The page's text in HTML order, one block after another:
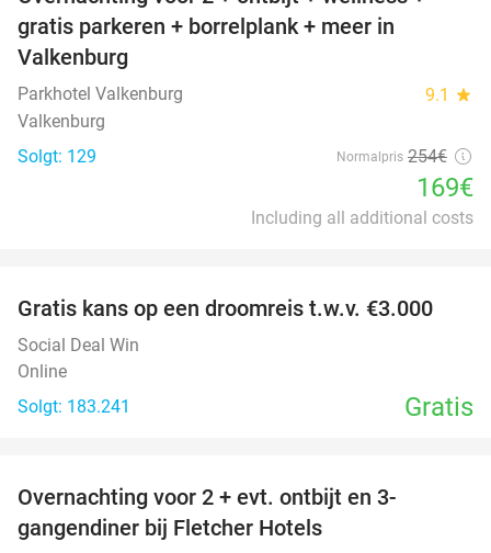
gratis parkeren + borrelplank + meer in
Valkenburg
Parkhotel Valkenburg 9.1 star
Valkenburg
Solgt: 129
Normalpris 254€
169€
Including all additional costs
Gratis kans op een droomreis t.w.v. €3.000
Social Deal Win
Online
Solgt: 183.241
Gratis
Overnachting voor 2 + evt. ontbijt en 3-
gangendiner bij Fletcher Hotels